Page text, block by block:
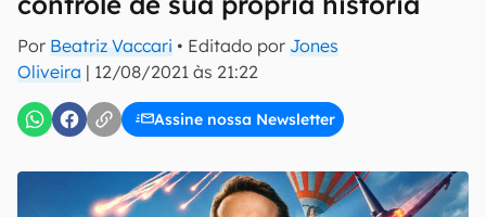
Por Beatriz Vaccari • Editado por Jones
Oliveira | 12/08/2021 às 21:22
Assine nossa Newsletter
Uso e Política de Privacidade do Canaltech.